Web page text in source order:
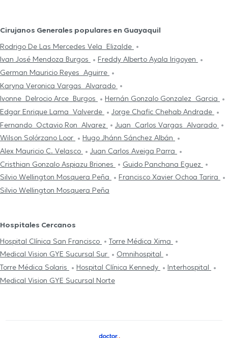
Cirujanos Generales populares en Guayaquil
Rodrigo De Las Mercedes Vela Elizalde
Ivan José Mendoza Burgos
Freddy Alberto Ayala Irigoyen
German Mauricio Reyes Aguirre
Karyna Veronica Vargas Alvarado
Ivonne Delrocio Arce Burgos
Hernán Gonzalo Gonzalez Garcia
Edgar Enrique Lama Valverde
Jorge Chafic Chehab Andrade
Fernando Octavio Ron Alvarez
Juan Carlos Vargas Alvarado
Wilson Solórzano Loor
Hugo Jhánn Sánchez Albán
Alex Mauricio C. Velasco
Juan Carlos Aveiga Parra
Cristhian Gonzalo Aspiazu Briones
Guido Panchana Eguez
Silvio Wellington Mosquera Peña
Francisco Xavier Ochoa Tarira
Silvio Wellington Mosquera Peña
Hospitales Cercanos
Hospital Clínica San Francisco
Torre Médica Xima
Medical Vision GYE Sucursal Sur
Omnihospital
Torre Médica Solaris
Hospital Clínica Kennedy
Interhospital
Medical Vision GYE Sucursal Norte